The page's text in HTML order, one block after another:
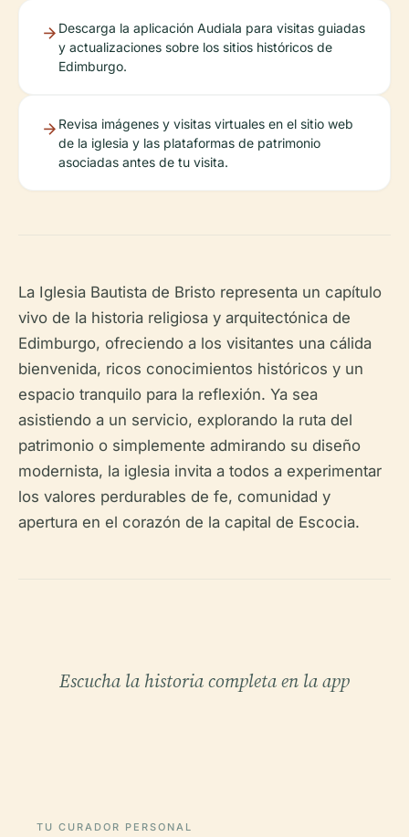
Descarga la aplicación Audiala para visitas guiadas
y actualizaciones sobre los sitios históricos de
Edimburgo.
Revisa imágenes y visitas virtuales en el sitio web
de la iglesia y las plataformas de patrimonio
asociadas antes de tu visita.
La Iglesia Bautista de Bristo representa un capítulo
vivo de la historia religiosa y arquitectónica de
Edimburgo, ofreciendo a los visitantes una cálida
bienvenida, ricos conocimientos históricos y un
espacio tranquilo para la reflexión. Ya sea
asistiendo a un servicio, explorando la ruta del
patrimonio o simplemente admirando su diseño
modernista, la iglesia invita a todos a experimentar
los valores perdurables de fe, comunidad y
apertura en el corazón de la capital de Escocia.
Escucha la historia completa en la app
TU CURADOR PERSONAL